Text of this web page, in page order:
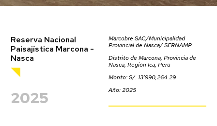
Reserva Nacional
Paisajística Marcona -
Nasca
2025
Marcobre SAC/Municipalidad
Provincial de Nasca/ SERNAMP
Distrito de Marcona, Provincia de
Nasca, Región Ica, Perú
Monto: S/. 13’990,264.29
Año: 2025